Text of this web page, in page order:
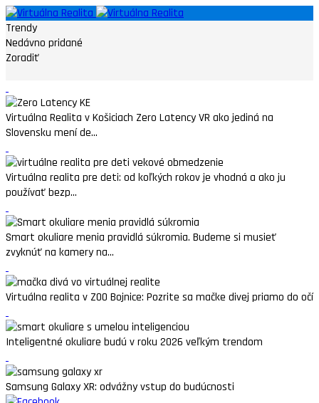
Trendy
Nedávno pridané
Zoradiť
Virtuálna Realita v Košiciach Zero Latency VR ako jediná na
Slovensku mení de...
Virtuálna realita pre deti: od koľkých rokov je vhodná a ako ju
používať bezp...
Smart okuliare menia pravidlá súkromia. Budeme si musieť
zvyknúť na kamery na...
Virtuálna realita v ZOO Bojnice: Pozrite sa mačke divej priamo do očí
Inteligentné okuliare budú v roku 2026 veľkým trendom
Samsung Galaxy XR: odvážny vstup do budúcnosti